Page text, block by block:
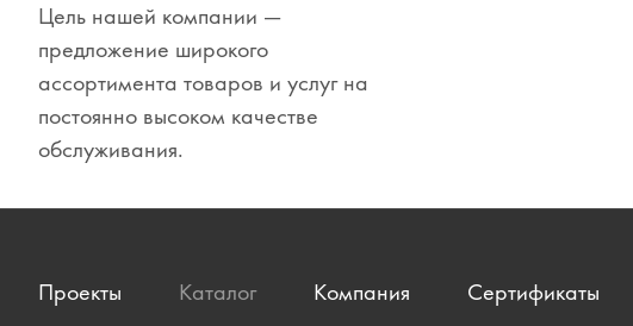
Сувениры
Одежда
Цель нашей компании —
предложение широкого
ассортимента товаров и услуг на
постоянно высоком качестве
обслуживания.
Проекты Каталог Компания Сертификаты